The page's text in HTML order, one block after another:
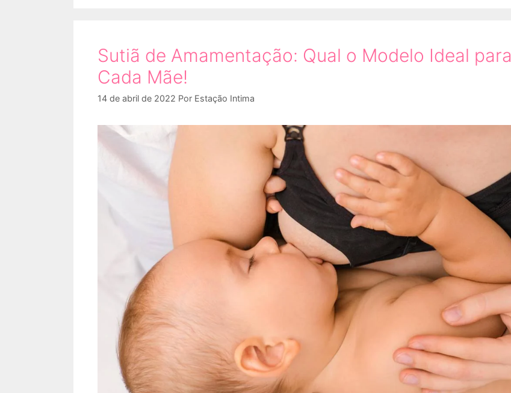
Sutiã de Amamentação: Qual o Modelo Ideal para
Cada Mãe!
14 de abril de 2022 Por Estação Intima